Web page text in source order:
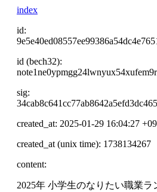
index
id:
id (bech32):
sig:
created_at: 2025-01-29 16:04:27
created_at (unix time): 1738134267
content:
2025年 小学生のなりたい職業ラ